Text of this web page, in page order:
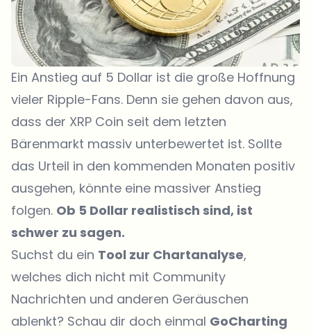
Ein Anstieg auf 5 Dollar ist die große Hoffnung
vieler Ripple-Fans. Denn sie gehen davon aus,
dass der XRP Coin seit dem letzten
Bärenmarkt massiv unterbewertet ist. Sollte
das Urteil in den kommenden Monaten positiv
ausgehen, könnte eine massiver Anstieg
folgen. Ob 5 Dollar realistisch sind, ist
schwer zu sagen.
Suchst du ein Tool zur Chartanalyse,
welches dich nicht mit Community
Nachrichten und anderen Geräuschen
ablenkt? Schau dir doch einmal GoCharting